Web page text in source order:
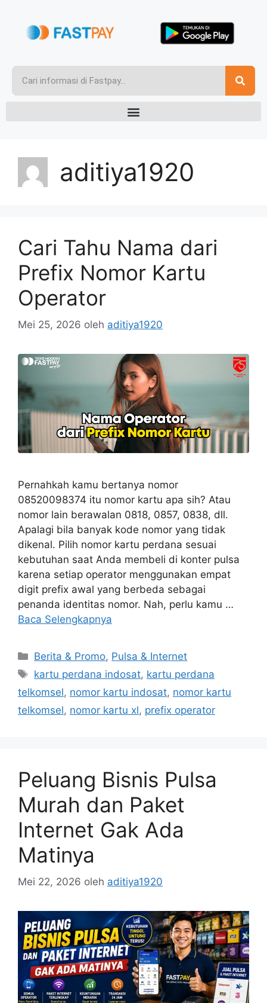
aditiya1920
Cari Tahu Nama dari
Prefix Nomor Kartu
Operator
Mei 25, 2026 oleh aditiya1920
Pernahkah kamu bertanya nomor
08520098374 itu nomor kartu apa sih? Atau
nomor lain berawalan 0818, 0857, 0838, dll.
Apalagi bila banyak kode nomor yang tidak
dikenal. Pilih nomor kartu perdana sesuai
kebutuhan saat Anda membeli di konter pulsa
karena setiap operator menggunakan empat
digit prefix awal yang berbeda sebagai
penanda identitas nomor. Nah, perlu kamu …
Baca Selengkapnya
Berita & Promo, Pulsa & Internet
kartu perdana indosat, kartu perdana
telkomsel, nomor kartu indosat, nomor kartu
telkomsel, nomor kartu xl, prefix operator
Peluang Bisnis Pulsa
Murah dan Paket
Internet Gak Ada
Matinya
Mei 22, 2026 oleh aditiya1920